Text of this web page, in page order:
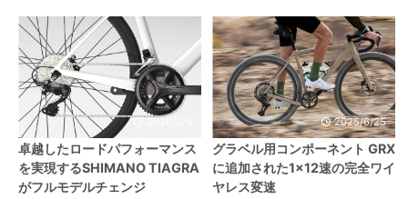
2026/3/4
卓越したロードパフォーマンス
を実現するSHIMANO TIAGRA
がフルモデルチェンジ
2025/6/25
グラベル用コンポーネント GRX
に追加された1×12速の完全ワイ
ヤレス変速